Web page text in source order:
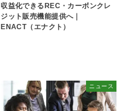
収益化できるREC・カーボンクレ
ジット販売機能提供へ｜
ENACT（エナクト）
ニュース